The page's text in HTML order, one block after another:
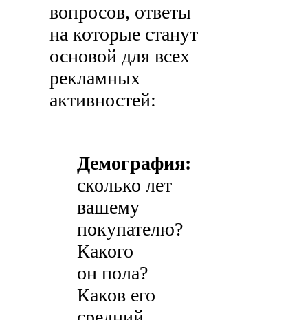
вопросов, ответы
на которые станут
основой для всех
рекламных
активностей:
Демография:
сколько лет
вашему
покупателю?
Какого
он пола?
Каков его